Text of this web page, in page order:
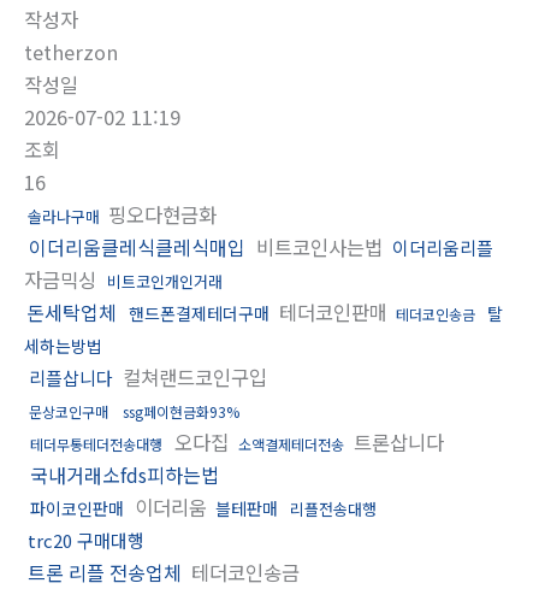
작성자
tetherzon
작성일
2026-07-02 11:19
조회
16
솔라나구매 핑오다현금화
이더리움클레식클레식매입 비트코인사는법 이더리움리플
자금믹싱 비트코인개인거래
돈세탁업체 핸드폰결제테더구매 테더코인판매 테더코인송금
탈
세하는방법
리플삽니다 컬쳐랜드코인구입
문상코인구매
ssg페이현금화93%
테더무통테더전송대행
오다집 소액결제테더전송 트론삽니다
국내거래소fds피하는법
파이코인판매 이더리움 블테판매 리플전송대행
trc20 구매대행
트론 리플 전송업체 테더코인송금